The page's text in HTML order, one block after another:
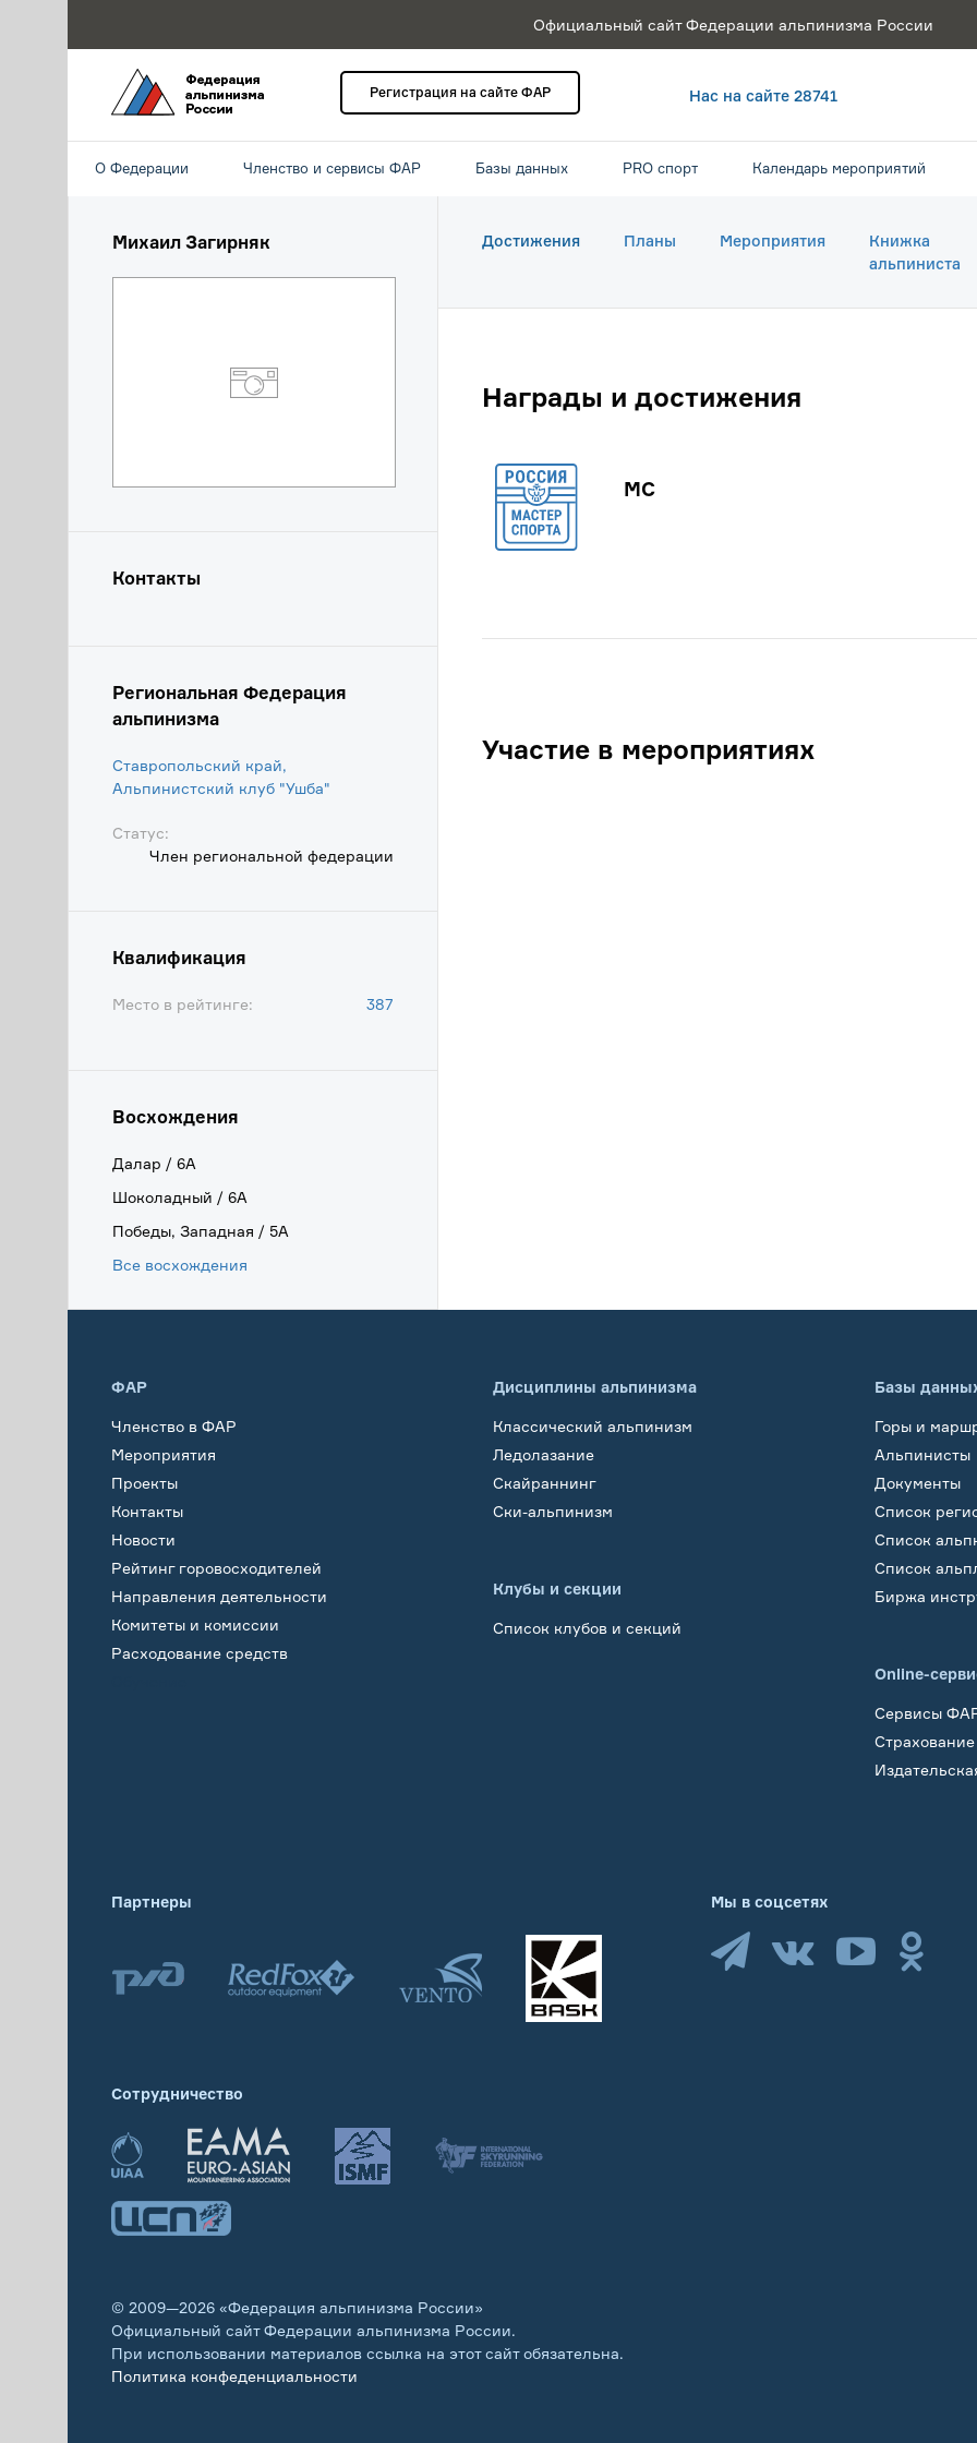
Официальный сайт Федерации альпинизма России
Регистрация на сайте ФАР Нас на сайте 28741
О Федерации Членство и сервисы ФАР Базы данных PRO спорт Календарь мероприятий
Михаил Загирняк
Контакты
Региональная Федерация
альпинизма
Ставропольский край,
Альпинистский клуб "Ушба"
Статус:
Член региональной федерации
Квалификация
Место в рейтинге: 387
Восхождения
Далар / 6А
Шоколадный / 6А
Победы, Западная / 5А
Все восхождения
Достижения Планы Мероприятия
Книжка
альпиниста
Награды и достижения
МС
Участие в мероприятиях
ФАР
Членство в ФАР
Мероприятия
Проекты
Контакты
Новости
Рейтинг горовосходителей
Направления деятельности
Комитеты и комиссии
Расходование средств
Дисциплины альпинизма
Классический альпинизм
Ледолазание
Скайраннинг
Ски-альпинизм
Клубы и секции
Список клубов и секций
Базы
Горы и
Альпинисты
Документы
Список
Список
Список
Биржа
Online-
Сервисы
Страхование
Партнеры
Сотрудничество
© 2009—2026 «Федерация альпинизма России»
Официальный сайт Федерации альпинизма России.
При использовании материалов ссылка на этот сайт обязательна.
Политика конфеденциальности
Мы в соцсетях